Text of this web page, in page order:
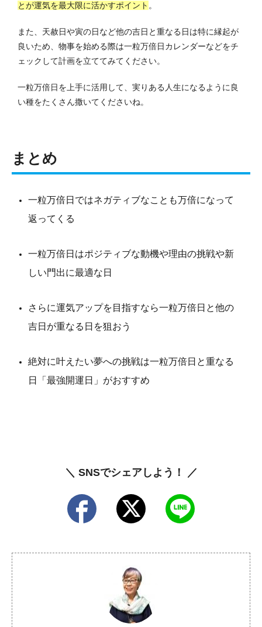
とが運気を最大限に活かすポイント 。
また、天赦日や寅の日など他の吉日と重なる日は特に縁起が
良いため、物事を始める際は一粒万倍日カレンダーなどをチ
ェックして計画を立ててみてください。
一粒万倍日を上手に活用して、実りある人生になるように良
い種をたくさん撒いてくださいね。
まとめ
一粒万倍日ではネガティブなことも万倍になって
返ってくる
一粒万倍日はポジティブな動機や理由の挑戦や新
しい門出に最適な日
さらに運気アップを目指すなら一粒万倍日と他の
吉日が重なる日を狙おう
絶対に叶えたい夢への挑戦は一粒万倍日と重なる
日「最強開運日」がおすすめ
＼ SNSでシェアしよう！ ／